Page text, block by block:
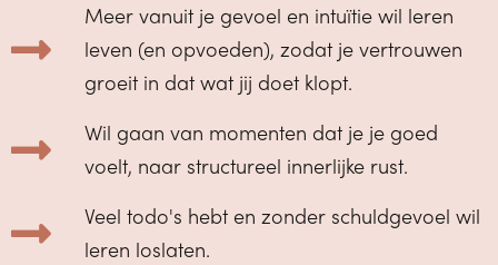
Meer vanuit je gevoel en intuïtie wil leren
leven (en opvoeden), zodat je vertrouwen
groeit in dat wat jij doet klopt.
Wil gaan van momenten dat je je goed
voelt, naar structureel innerlijke rust.
Veel todo's hebt en zonder schuldgevoel wil
leren loslaten.